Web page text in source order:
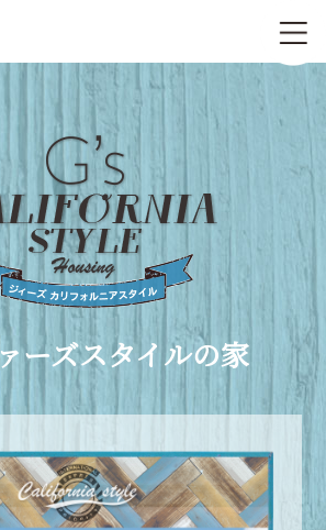
ルの家 | G's ジィーズ
ーズスタイルの家